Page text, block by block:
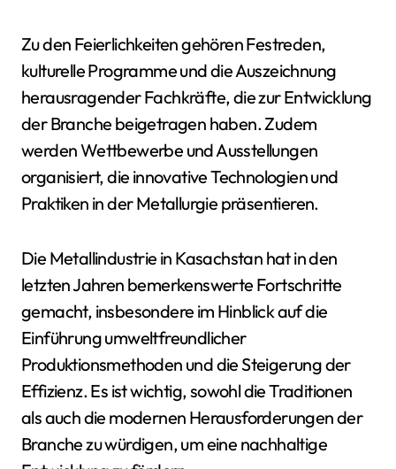
Zu den Feierlichkeiten gehören Festreden,
kulturelle Programme und die Auszeichnung
herausragender Fachkräfte, die zur Entwicklung
der Branche beigetragen haben. Zudem
werden Wettbewerbe und Ausstellungen
organisiert, die innovative Technologien und
Praktiken in der Metallurgie präsentieren.
Die Metallindustrie in Kasachstan hat in den
letzten Jahren bemerkenswerte Fortschritte
gemacht, insbesondere im Hinblick auf die
Einführung umweltfreundlicher
Produktionsmethoden und die Steigerung der
Effizienz. Es ist wichtig, sowohl die Traditionen
als auch die modernen Herausforderungen der
Branche zu würdigen, um eine nachhaltige